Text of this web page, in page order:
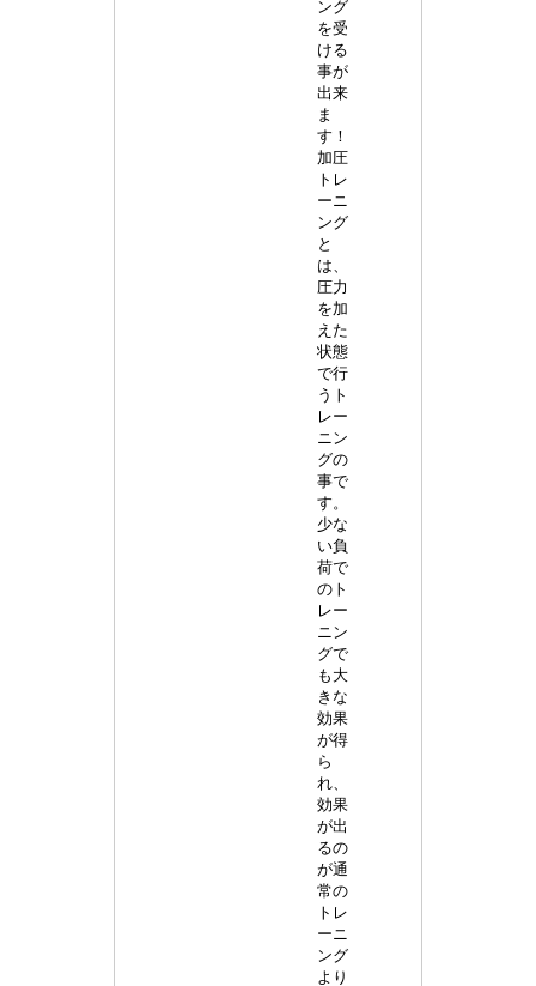
ング
を受
ける
事が
出来
ま
す！
加圧
トレ
ーニ
ング
と
は、
圧力
を加
えた
状態
で行
うト
レー
ニン
グの
事で
す。
少な
い負
荷で
のト
レー
ニン
グで
も大
きな
効果
が得
ら
れ、
効果
が出
るの
が通
常の
トレ
ーニ
ング
より